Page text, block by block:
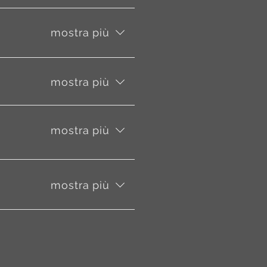
mostra più
mostra più
mostra più
mostra più